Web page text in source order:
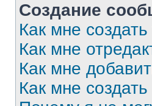
Создание
Как мне
Как мне
Как мне
Как мне